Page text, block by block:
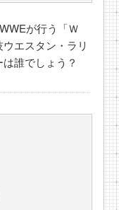
が行う「Ｗ
エスタン・ラリ
誰でしょう？